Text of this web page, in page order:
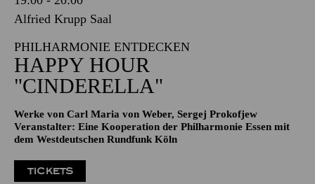
PHILHARMONIE ENTDECKEN
HAPPY HOUR
"CINDERELLA"
Werke von Carl Maria von Weber, Sergej Prokofjew
Veranstalter: Eine Kooperation der Philharmonie Essen mit
TICKETS